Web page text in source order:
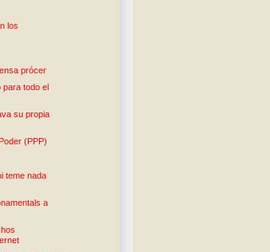
los
prócer
para todo el
su propia
(PPP)
teme nada
a